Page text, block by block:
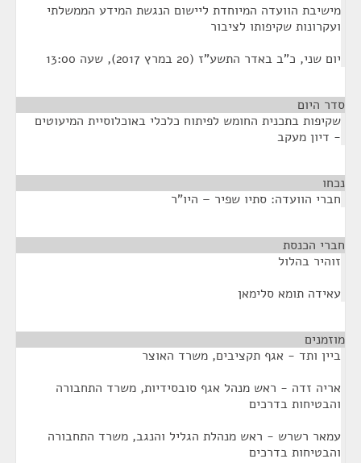
מישיבת הוועדה המיוחדת ליישום הנגשת המידע הממשלתי
ועקרונות שקיפותו לציבור
יום שני, כ"ב באדר התשע"ז (20 במרץ 2017), שעה 13:00
סדר היום
שקיפות בתכנית החומש לפיתוח כלכלי באוכלוסיית המיעוטים
- דיון מעקב
נכחו
חברי הוועדה: סתיו שפיר – היו"ר
חברי הכנסת
זוהיר בהלול
עאידה תומא סלימאן
מוזמנים
ביין ותד - אגף תקציבים, משרד האוצר
אריה זדה - ראש מנהל אגף סובסידיות, משרד התחבורה
והבטיחות בדרכים
עמאר רשרש - ראש מנהלת הגליל והנגב, משרד התחבורה
והבטיחות בדרכים